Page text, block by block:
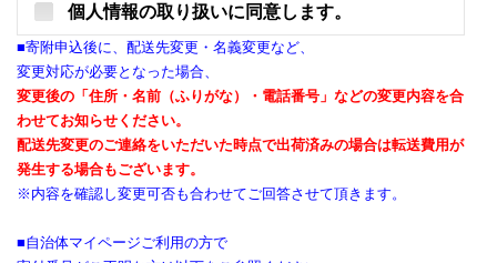
個人情報の取り扱いに同意します。
■寄附申込後に、配送先変更・名義変更など、
変更対応が必要となった場合、
変更後の「住所・名前（ふりがな）・電話番号」などの変更内容を合
わせてお知らせください。
配送先変更のご連絡をいただいた時点で出荷済みの場合は転送費用が
発生する場合もございます。
※内容を確認し変更可否も合わせてご回答させて頂きます。
■自治体マイページご利用の方で